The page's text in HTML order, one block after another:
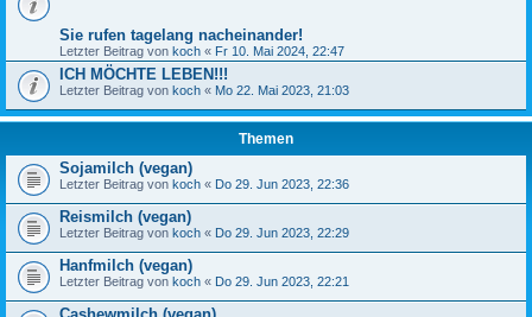
Sie rufen tagelang nacheinander!
Letzter Beitrag von koch « Fr 10. Mai 2024, 22:47
ICH MÖCHTE LEBEN!!!
Letzter Beitrag von koch « Mo 22. Mai 2023, 21:03
Themen
Sojamilch (vegan)
Letzter Beitrag von koch « Do 29. Jun 2023, 22:36
Reismilch (vegan)
Letzter Beitrag von koch « Do 29. Jun 2023, 22:29
Hanfmilch (vegan)
Letzter Beitrag von koch « Do 29. Jun 2023, 22:21